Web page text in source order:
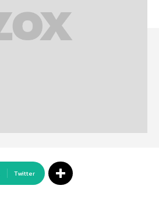
Twitter